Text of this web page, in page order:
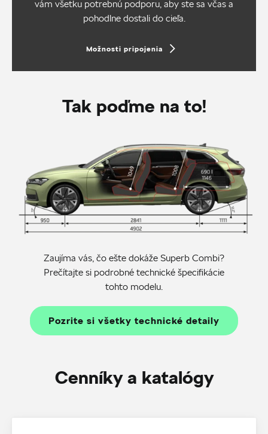
vám všetku potrebnú podporu, aby ste sa včas a
pohodlne dostali do cieľa.
Možnosti pripojenia
Tak poďme na to!
Zaujíma vás, čo ešte dokáže Superb Combi?
Prečítajte si podrobné technické špecifikácie
tohto modelu.
Pozrite si všetky technické detaily
Cenníky a katalógy